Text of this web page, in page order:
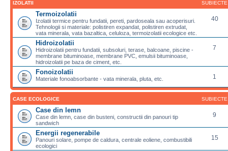
IZOLATII SUBIECTE
Termoizolatii
Izolatii termice pentru fundatii, pereti, pardoseala sau acoperisuri.
Tehnologii si materiale: polistiren expandat, polistiren extrudat,
vata minerala, vata bazaltica, celuloza, termoizolatii ecologice etc.
40
Hidroizolatii
Hidroizolatii pentru fundatii, subsoluri, terase, balcoane, piscine -
membrane bituminoase, membrane PVC, emulsii bituminoase,
hidroizolatii pe baza de ciment, etc.
7
Fonoizolatii
Materiale fonoabsorbante - vata minerala, pluta, etc. 1
CASE ECOLOGICE SUBIECTE
Case din lemn
Case din lemn, case din busteni, constructii din panouri tip
sandwich
9
Energii regenerabile
Panouri solare, pompe de caldura, centrale eoliene, combustibili
ecologici
15